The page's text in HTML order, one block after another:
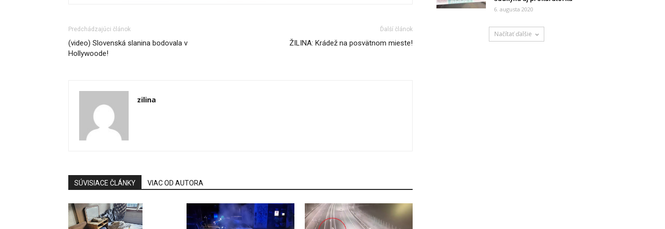
Predchádzajúci článok
(video) Slovenská slanina bodovala v
Hollywoode!
Ďalší článok
ŽILINA: Krádež na posvätnom mieste!
zilina
SÚVISIACE ČLÁNKY VIAC OD AUTORA
6. augusta 2020
Načítať ďalšie